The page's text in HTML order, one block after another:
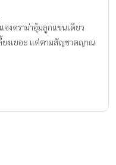
งดราม่าอุ้มลูกแขนเดียว
ยงเยอะ แต่ตามสัญชาตญาณ